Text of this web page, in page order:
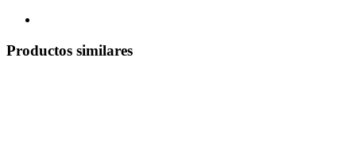
Productos similares